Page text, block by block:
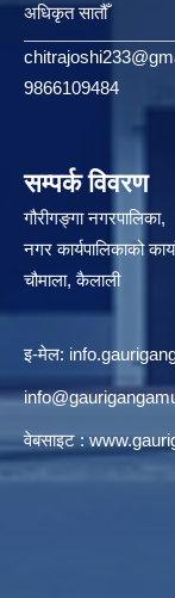
अधिकृत सातौँ
9866109484
सम्पर्क विवरण
गौरीगङ्गा नगरपालिका,
नगर कार्यपालिकाको
चौमाला, कैलाली
इ-मेल:
वेबसाइट :